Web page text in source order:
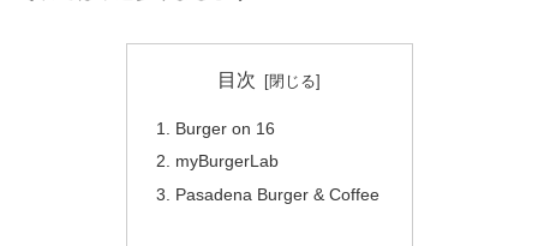
目次
Burger on 16
myBurgerLab
Pasadena Burger & Coffee